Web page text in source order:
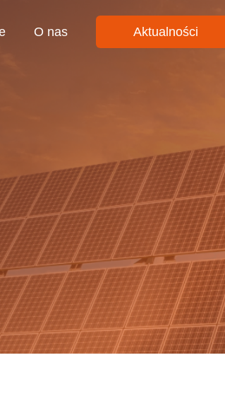
O nas Aktualności